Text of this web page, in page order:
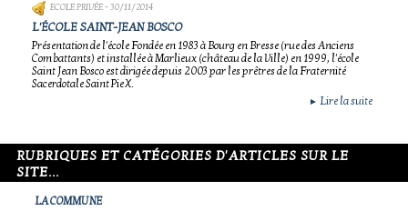
ECOLE PRIVÉE- 30/11/2014
L'ÉCOLE SAINT-JEAN BOSCO
Présentation de l'école Fondée en 1983 à Bourg en Bresse (rue des Anciens
Combattants) et installée à Marlieux (château de la Ville) en 1999, l'école
Saint Jean Bosco est dirigée depuis 2003 par les prêtres de la Fraternité
Sacerdotale Saint Pie X.
► Lire la suite
RUBRIQUES ET CATÉGORIES D'ARTICLES SUR LE
SITE...
LA COMMUNE